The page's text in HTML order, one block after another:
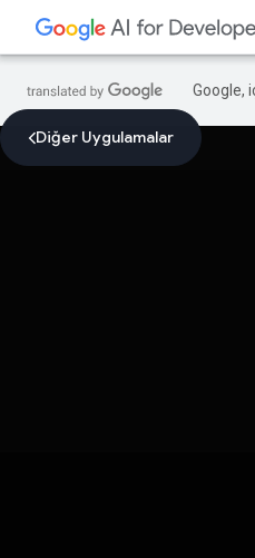
Google,
Diğer Uygulamalar